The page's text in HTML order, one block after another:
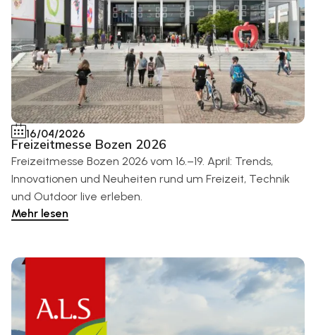
16/04/2026
Freizeitmesse Bozen 2026
Freizeitmesse Bozen 2026 vom 16.–19. April: Trends,
Innovationen und Neuheiten rund um Freizeit, Technik
und Outdoor live erleben.
Mehr lesen